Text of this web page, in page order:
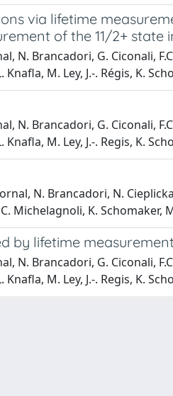
via lifetime
of the 11/2+ state
N. Brancadori, G. Ciconali,
M. Ley, J.-. Régis, K.
N. Brancadori, G. Ciconali,
M. Ley, J.-. Regis, K.
N. Brancadori, N.
Michelagnoli, K. Schomaker,
by lifetime
N. Brancadori, G. Ciconali,
M. Ley, J.-. Regis, K.